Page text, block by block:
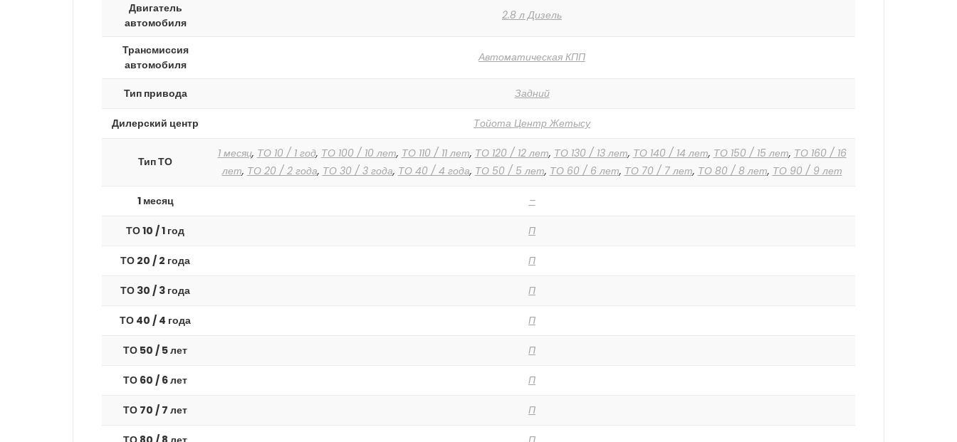
Двигатель
автомобиля
2.8 л Дизель
Трансмиссия
автомобиля
Автоматическая КПП
Тип привода Задний
Дилерский центр Тойота Центр Жетысу
Тип ТО
1 месяц, ТО 10 / 1 год, ТО 100 / 10 лет, ТО 110 / 11 лет, ТО 120 / 12 лет, ТО 130 / 13 лет, ТО 140 / 14 лет, ТО 150 / 15 лет, ТО 160 / 16
лет, ТО 20 / 2 года, ТО 30 / 3 года, ТО 40 / 4 года, ТО 50 / 5 лет, ТО 60 / 6 лет, ТО 70 / 7 лет, ТО 80 / 8 лет, ТО 90 / 9 лет
1 месяц –
ТО 10 / 1 год П
ТО 20 / 2 года П
ТО 30 / 3 года П
ТО 40 / 4 года П
ТО 50 / 5 лет П
ТО 60 / 6 лет П
ТО 70 / 7 лет П